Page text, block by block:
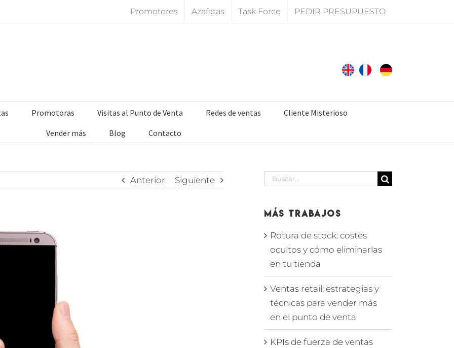
Promotores Azafatas Task Force PEDIR PRESUPUESTO
Promotoras Visitas al Punto de Venta Redes de ventas
Cliente Misterioso
Vender más
Blog Contacto
Anterior Siguiente Buscar:
Más Trabajos
Rotura de stock: costes
ocultos y cómo eliminarlas
en tu tienda
Ventas retail: estrategias y
técnicas para vender más
en el punto de venta
KPIs de fuerza de ventas